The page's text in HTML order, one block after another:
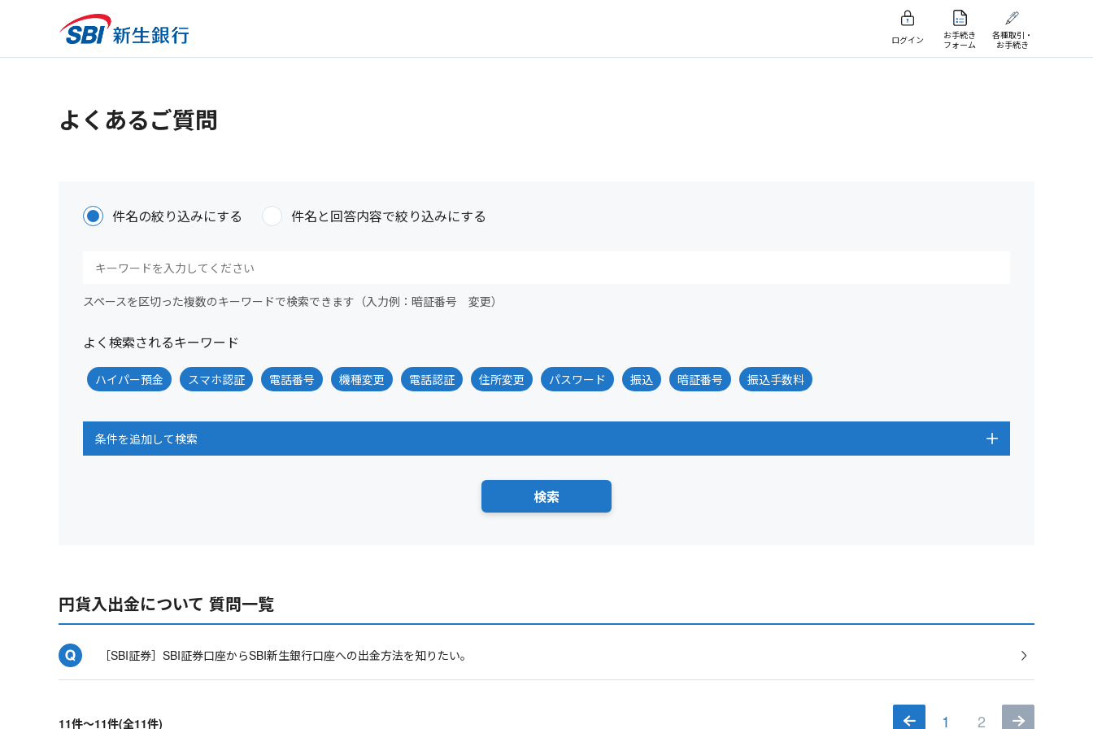
ログイン
お手続き
フォーム
各種取引・
お手続き
よくあるご質問
件名の絞り込みにする 件名と回答内容で絞り込みにする
スペースを区切った複数のキーワードで検索できます（入力例：暗証番号 変更）
よく検索されるキーワード
ハイパー預金 スマホ認証 電話番号 機種変更 電話認証 住所変更 パスワード 振込 暗証番号 振込手数料
条件を追加して検索
円貨入出金について 質問一覧
［SBI証券］SBI証券口座からSBI新生銀行口座への出金方法を知りたい。
11件～11件(全11件) 1 2